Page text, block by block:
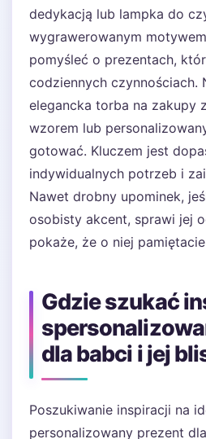
dedykacją lub lampka do
wygrawerowanym
pomyśleć o prezentach,
codziennych czynnościach.
elegancka torba na zakupy
wzorem lub
gotować. Kluczem jest
indywidualnych potrzeb i
Nawet drobny upominek,
osobisty akcent, sprawi jej
pokaże, że o niej
Gdzie szukać
dla babci i jej
Poszukiwanie inspiracji na
personalizowany prezent